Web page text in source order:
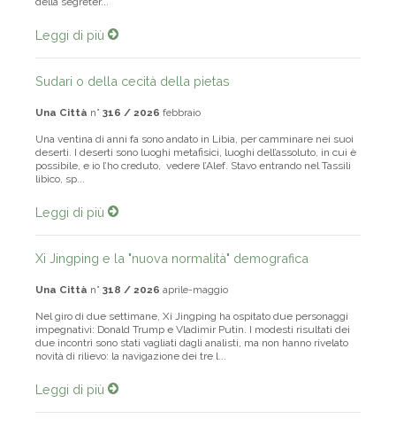
Leggi di più
Sudari o della cecità della pietas
Una Città n° 316 / 2026 febbraio
Una ventina di anni fa sono andato in Libia, per camminare nei suoi
deserti. I deserti sono luoghi metafisici, luoghi dell’assoluto, in cui è
possibile, e io l’ho creduto, vedere l’Alef. Stavo entrando nel Tassili
libico, sp...
Leggi di più
Xi Jingping e la "nuova normalità" demografica
Una Città n° 318 / 2026 aprile-maggio
Nel giro di due settimane, Xi Jingping ha ospitato due personaggi
impegnativi: Donald Trump e Vladimir Putin. I modesti risultati dei
due incontri sono stati vagliati dagli analisti, ma non hanno rivelato
novità di rilievo: la navigazione dei tre l...
Leggi di più